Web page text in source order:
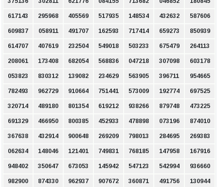
617143 295968 405569 517935 148534 432632 587606
609837 058911 491707 162593 717414 659273 850939
614707 407619 232504 549018 503233 675479 264113
208061 173408 682054 568836 047218 307098 603178
053823 830312 139082 234629 563905 396711 954665
782493 962729 910664 751441 573009 192774 697525
320714 489180 801354 619212 938266 879748 473225
691329 466950 800385 452933 478898 073196 874010
367638 432914 900648 269209 798013 284695 269383
062634 148046 121401 749831 768185 147958 167916
948402 350647 673053 145942 547123 542994 936660
982900 874330 962937 907672 360871 491756 130944